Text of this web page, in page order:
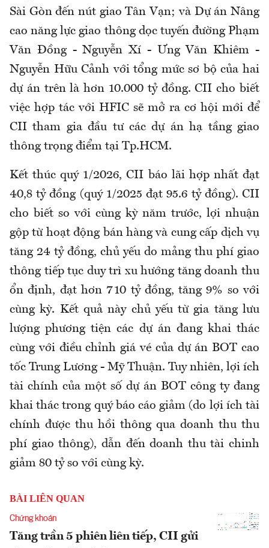
Sài Gòn đến nút giao Tân Vạn; và Dự án Nâng
cao năng lực giao thông dọc tuyến đường Phạm
Văn Đồng - Nguyễn Xí - Ưng Văn Khiêm -
Nguyễn Hữu Cảnh với tổng mức sơ bộ của hai
dự án trên là hơn 10.000 tỷ đồng. CII cho biết
việc hợp tác với HFIC sẽ mở ra cơ hội mới để
CII tham gia đầu tư các dự án hạ tầng giao
thông trọng điểm tại Tp.HCM.
Kết thúc quý 1/2026, CII báo lãi hợp nhất đạt
40,8 tỷ đồng (quý 1/2025 đạt 95.6 tỷ đồng). CII
cho biết so với cùng kỳ năm trước, lợi nhuận
gộp từ hoạt động bán hàng và cung cấp dịch vụ
tăng 24 tỷ đồng, chủ yếu do mảng thu phí giao
thông tiếp tục duy trì xu hướng tăng doanh thu
ổn định, đạt hơn 710 tỷ đồng, tăng 9% so với
cùng kỳ. Kết quả này chủ yếu từ gia tăng lưu
lượng phương tiện các dự án đang khai thác
cùng với điều chỉnh giá vé của dự án BOT cao
tốc Trung Lương - Mỹ Thuận. Tuy nhiên, lợi ích
tài chính của một số dự án BOT công ty đang
khai thác trong quý báo cáo giảm (do lợi ích tài
chính được thu hồi thông qua doanh thu thu
phí giao thông), dẫn đến doanh thu tài chinh
giảm 80 tỷ so với cùng kỳ.
BÀI LIÊN QUAN
Chứng khoán
Tăng trần 5 phiên liên tiếp, CII gửi